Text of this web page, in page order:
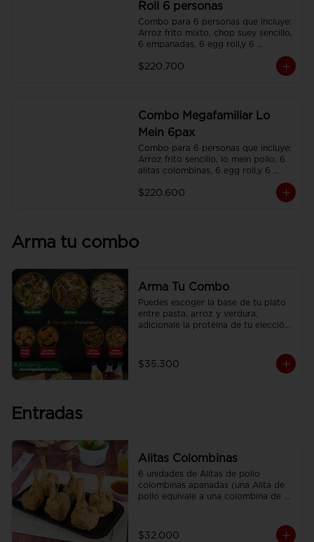
Roll 6 personas
Combo para 6 personas que incluye:
Arroz frito mixto, chop suey sencillo,
6 empanadas, 6 egg roll,y 6
individuales.
$220.700
Combo Megafamiliar Lo
Mein 6pax
Combo para 6 personas que incluye:
Arroz frito sencillo, lo mein pollo, 6
alitas colombinas, 6 egg roll,y 6
individuales.
$220.600
Arma tu combo
Arma Tu Combo
Puedes escoger la base de tu plato
entre pasta, arroz y verdura,
adicionale la proteína de tu elección,
$35.300
Entradas
Alitas Colombinas
6 unidades de Alitas de pollo
colombinas apanadas (una Alita de
pollo equivale a una colombina de
$32.000